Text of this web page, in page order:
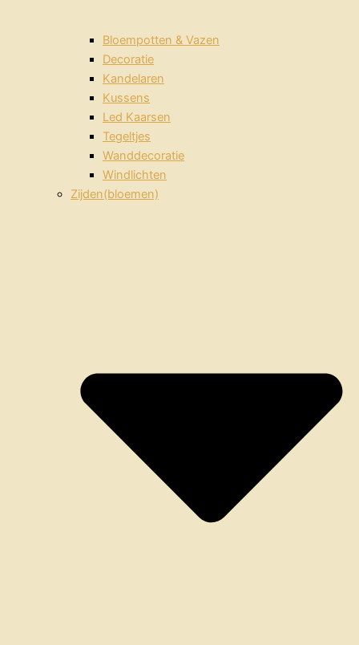
Bloempotten & Vazen
Decoratie
Kandelaren
Kussens
Led Kaarsen
Tegeltjes
Wanddecoratie
Windlichten
Zijden(bloemen)